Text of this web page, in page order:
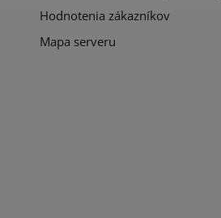
Hodnotenia zákazníkov
Mapa serveru